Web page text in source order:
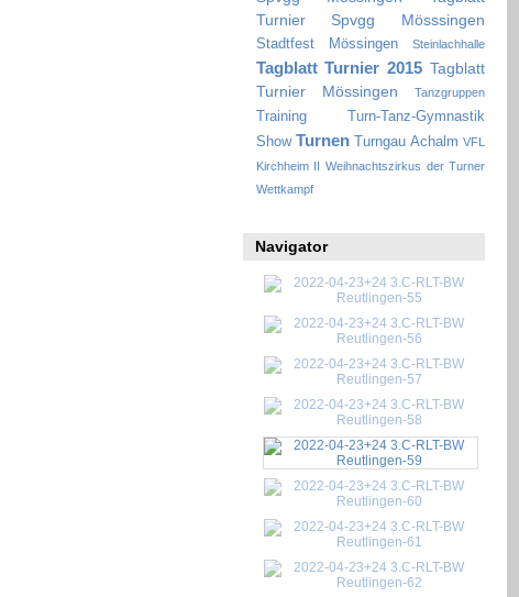
Turnier
Spvgg Mösssingen
Stadtfest Mössingen Steinlachhalle
Tagblatt Turnier 2015 Tagblatt
Turnier Mössingen
Tanzgruppen
Training
Turn-Tanz-Gymnastik
Show Turnen Turngau Achalm VFL
Kirchheim II Weihnachtszirkus der Turner
Wettkampf
Navigator